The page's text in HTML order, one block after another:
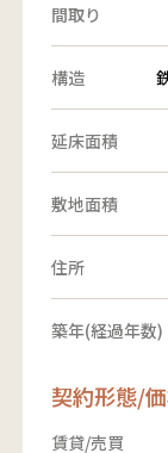
間取り
構造
延床面積
敷地面積
住所
築年(経過年数)
契約形態/
賃貸/売買